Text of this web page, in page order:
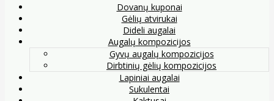
Dovanų kuponai
Gėlių atvirukai
Dideli augalai
Augalų kompozicijos
Gyvų augalų kompozicijos
Dirbtinių gėlių kompozicijos
Lapiniai augalai
Sukulentai